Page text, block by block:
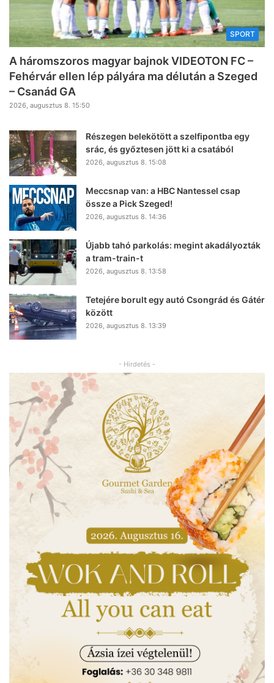
SPORT
A háromszoros magyar bajnok VIDEOTON FC –
Fehérvár ellen lép pályára ma délután a Szeged
– Csanád GA
2026, augusztus 8. 15:50
Részegen belekötött a szelfipontba egy
srác, és győztesen jött ki a csatából
2026, augusztus 8. 15:08
Meccsnap van: a HBC Nantessel csap
össze a Pick Szeged!
2026, augusztus 8. 14:36
Újabb tahó parkolás: megint akadályozták
a tram-train-t
2026, augusztus 8. 13:58
Tetejére borult egy autó Csongrád és Gátér
között
2026, augusztus 8. 13:39
- Hirdetés -